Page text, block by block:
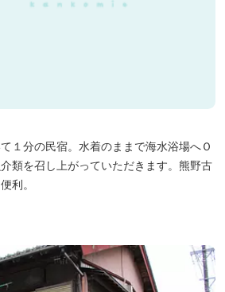
１分の民宿。水着のままで海水浴場へＯ
類を召し上がっていただきます。熊野古
利。